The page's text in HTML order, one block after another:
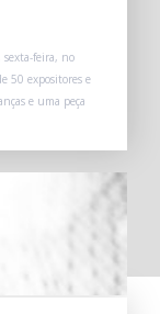
sexta-feira, no
50 expositores e
e uma peça